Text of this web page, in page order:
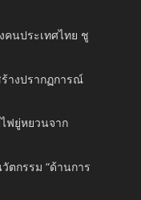
นประเทศไทย​ ชู
างปรากฏการณ์
ฟยู่หยวนจาก
ตกรรม “ด้านการ